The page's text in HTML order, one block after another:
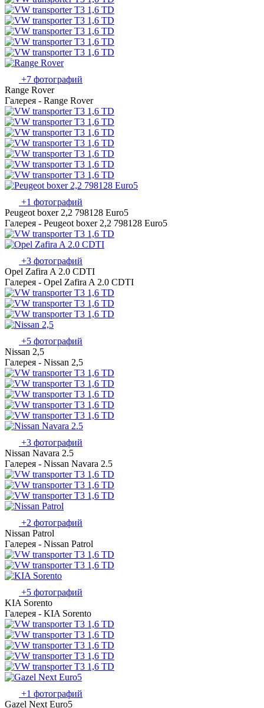
+7 фотографий
Range Rover
Галерея - Range Rover
+1 фотографий
Peugeot boxer 2,2 798128 Euro5
Галерея - Peugeot boxer 2,2 798128 Euro5
+3 фотографий
Opel Zafira A 2.0 CDTI
Галерея - Opel Zafira A 2.0 CDTI
+5 фотографий
Nissan 2,5
Галерея - Nissan 2,5
+3 фотографий
Nissan Navara 2.5
Галерея - Nissan Navara 2.5
+2 фотографий
Nissan Patrol
Галерея - Nissan Patrol
+5 фотографий
KIA Sorento
Галерея - KIA Sorento
+1 фотографий
Gazel Next Euro5